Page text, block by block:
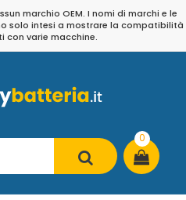
marchio OEM. I nomi di marchi e le
solo intesi a mostrare la compatibilità
con varie macchine.
0